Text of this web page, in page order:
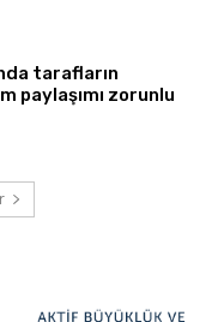
tarafların
paylaşımı zorunlu